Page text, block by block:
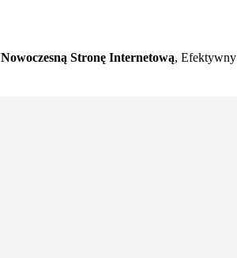
Nowoczesną Stronę Internetową, Efektywny